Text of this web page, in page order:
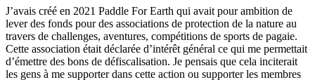
J’avais créé en 2021 Paddle For Earth qui avait pour ambition de
lever des fonds pour des associations de protection de la nature au
travers de challenges, aventures, compétitions de sports de pagaie.
Cette association était déclarée d’intérêt général ce qui me permettait
d’émettre des bons de défiscalisation. Je pensais que cela inciterait
les gens à me supporter dans cette action ou supporter les membres